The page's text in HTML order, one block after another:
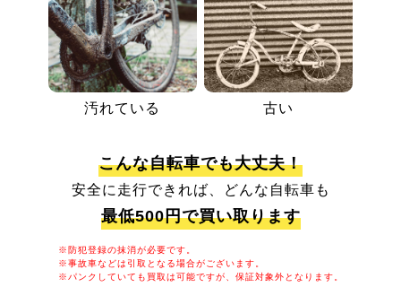
汚れている 古い
こんな自転車でも大丈夫！
安全に走行できれば、どんな自転車も
最低500円で買い取ります
※防犯登録の抹消が必要です。
※事故車などは引取となる場合がございます。
※パンクしていても買取は可能ですが、保証対象外となります。